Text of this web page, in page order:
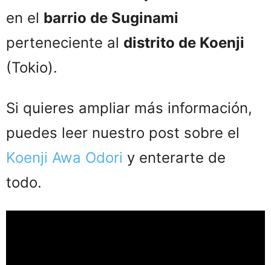
en el barrio de Suginami
perteneciente al distrito de Koenji
(Tokio).
Si quieres ampliar más información,
puedes leer nuestro post sobre el
Koenji Awa Odori y enterarte de
todo.